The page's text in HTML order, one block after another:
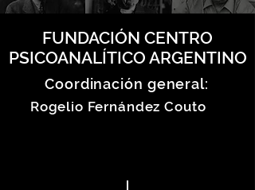
FUNDACIÓN CENTRO
PSICOANALÍTICO ARGENTINO
Coordinación general:
Rogelio Fernández Couto